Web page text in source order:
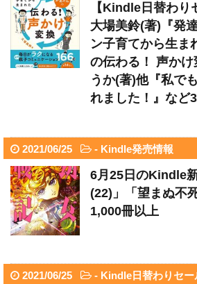
【Kindle日替わり
大場美鈴(著)『発
ン子育てから生ま
の伝わる！ 声か
うか(著)他『私で
れました！』など
2021/06/25 - Kindle発売情報
6月25日のKindle
(22)」「望まぬ不
1,000冊以上
2021/06/25 - Kindle日替わりセー